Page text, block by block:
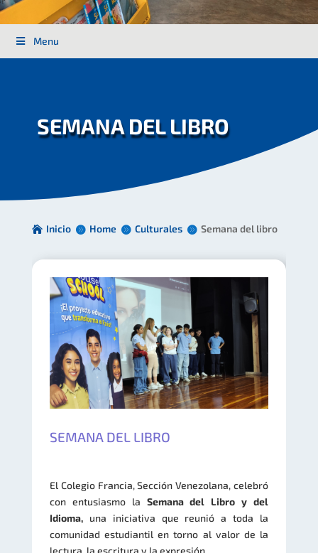
Menu
SEMANA DEL LIBRO
Inicio Home Culturales Semana del libro
SEMANA DEL LIBRO
El Colegio Francia, Sección Venezolana, celebró
con entusiasmo la Semana del Libro y del
Idioma,una iniciativa que reunió a toda la
comunidad estudiantil en torno al valor de la
lectura, la escritura y la expresión.